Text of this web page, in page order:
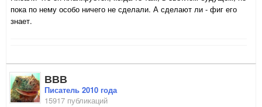
пока по нему особо ничего не сделали. А сделают ли - фиг его
знает.
ВВВ
Писатель 2010 года
15917 публикаций